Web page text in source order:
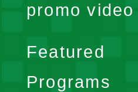
promo video
Featured
Programs